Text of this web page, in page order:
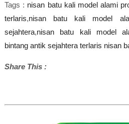
Tags : nisan batu kali model alami
terlaris,nisan batu kali model
sejahtera,nisan batu kali model
bintang antik sejahtera terlaris nisan
Share This :